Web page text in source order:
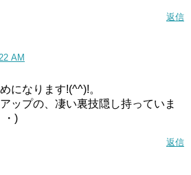
返信
AM
になります!(^^)!。
ップの、凄い裏技隠し持っていま
・)
返信